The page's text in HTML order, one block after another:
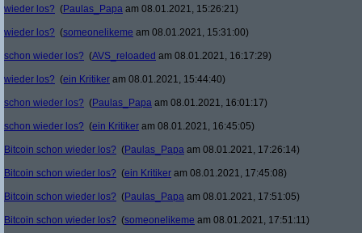
wieder los? (Paulas_Papa am 08.01.2021, 15:26:21)
wieder los? (someonelikeme am 08.01.2021, 15:31:00)
schon wieder los? (AVS_reloaded am 08.01.2021, 16:17:29)
wieder los? (ein Kritiker am 08.01.2021, 15:44:40)
schon wieder los? (Paulas_Papa am 08.01.2021, 16:01:17)
schon wieder los? (ein Kritiker am 08.01.2021, 16:45:05)
Bitcoin schon wieder los? (Paulas_Papa am 08.01.2021, 17:26:14)
Bitcoin schon wieder los? (ein Kritiker am 08.01.2021, 17:45:08)
Bitcoin schon wieder los? (Paulas_Papa am 08.01.2021, 17:51:05)
Bitcoin schon wieder los? (someonelikeme am 08.01.2021, 17:51:11)